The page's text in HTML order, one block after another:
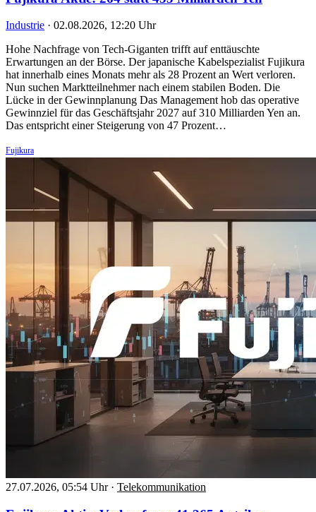
Industrie · 02.08.2026, 12:20 Uhr
Hohe Nachfrage von Tech-Giganten trifft auf enttäuschte
Erwartungen an der Börse. Der japanische Kabelspezialist Fujikura
hat innerhalb eines Monats mehr als 28 Prozent an Wert verloren.
Nun suchen Marktteilnehmer nach einem stabilen Boden. Die
Lücke in der Gewinnplanung Das Management hob das operative
Gewinnziel für das Geschäftsjahr 2027 auf 310 Milliarden Yen an.
Das entspricht einer Steigerung von 47 Prozent…
Fujikura
27.07.2026, 05:54 Uhr · Telekommunikation